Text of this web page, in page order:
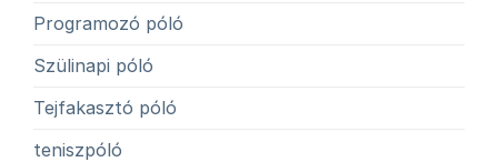
Programozó póló
Szülinapi póló
Tejfakasztó póló
teniszpóló